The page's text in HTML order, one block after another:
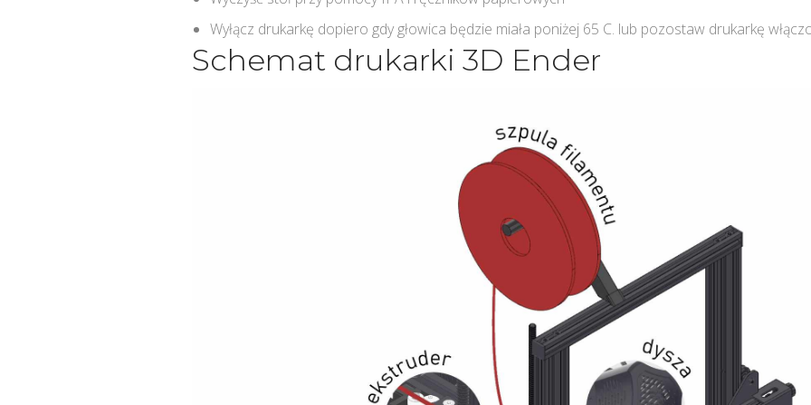
Wyłącz drukarkę dopiero gdy głowica będzie miała poniżej 65 C. lub pozostaw drukarkę
Schemat drukarki 3D Ender